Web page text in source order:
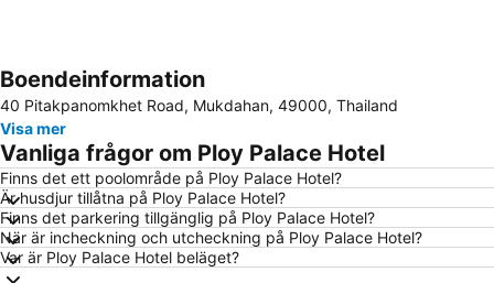
Förstora kartan
Boendeinformation
40 Pitakpanomkhet Road, Mukdahan, 49000, Thailand
Visa mer
Vanliga frågor om Ploy Palace Hotel
Finns det ett poolområde på Ploy Palace Hotel?
Är husdjur tillåtna på Ploy Palace Hotel?
Finns det parkering tillgänglig på Ploy Palace Hotel?
När är incheckning och utcheckning på Ploy Palace Hotel?
Var är Ploy Palace Hotel beläget?